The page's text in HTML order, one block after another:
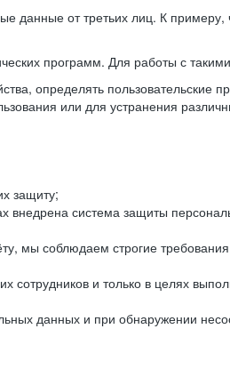
от третьих лиц. К примеру,
программ. Для работы с
определять пользовательские
или для устранения
защиту;
система защиты
мы соблюдаем строгие
и только в целях
данных и при обнаружении